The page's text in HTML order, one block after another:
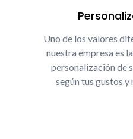
Uno de los valores
nuestra empresa es
personalización de
según tus gustos y